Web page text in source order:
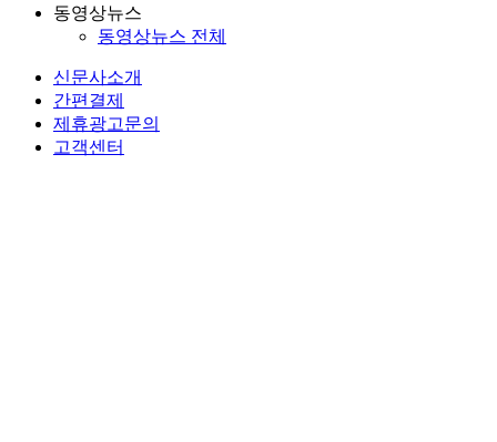
동영상뉴스
동영상뉴스 전체
신문사소개
간편결제
제휴광고문의
고객센터